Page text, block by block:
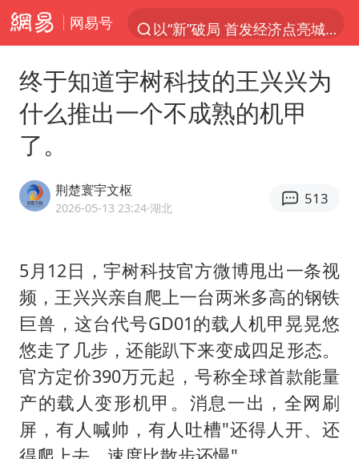
网易号
台风白海豚逼近 暴雨大暴雨来袭
A股开盘：民爆、CPO等概念走强
21楼高空抛物嫌疑人被拘留
男子杀人后逃进深山21年活得像野人
日韩股市高开跳水 SK海力士下挫转跌
台风白海豚最新路径研判来了
OpenAI为免费用户升级GPT-5.6 Luna
船舶避风项目停工 多地全力防台风
终于知道宇树科技的王兴兴为
什么推出一个不成熟的机甲
了。
荆楚寰宇文枢
2026-05-13 23:24·湖北
513
5月12日，宇树科技官方微博甩出一条视
频，王兴兴亲自爬上一台两米多高的钢铁
巨兽，这台代号GD01的载人机甲晃晃悠
悠走了几步，还能趴下来变成四足形态。
官方定价390万元起，号称全球首款能量
产的载人变形机甲。消息一出，全网刷
屏，有人喊帅，有人吐槽"还得人开、还